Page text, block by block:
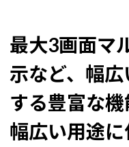
最大3画面マ
示など、幅
する豊富な機
幅広い用途